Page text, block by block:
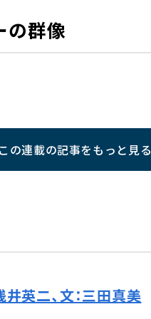
の群像
この連載の記事をもっと見る
井英二、文：三田真美